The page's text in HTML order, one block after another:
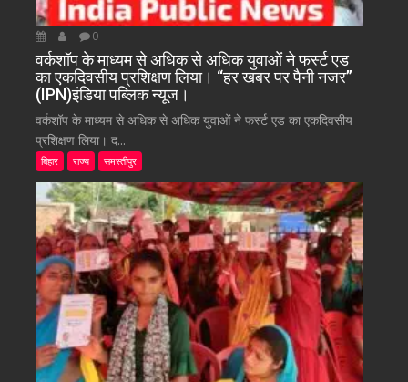
0
वर्कशॉप के माध्यम से अधिक से अधिक युवाओं ने फर्स्ट एड
का एकदिवसीय प्रशिक्षण लिया। “हर खबर पर पैनी नजर”
(IPN)इंडिया पब्लिक न्यूज।
वर्कशॉप के माध्यम से अधिक से अधिक युवाओं ने फर्स्ट एड का एकदिवसीय
प्रशिक्षण लिया। द...
बिहार राज्य समस्तीपुर